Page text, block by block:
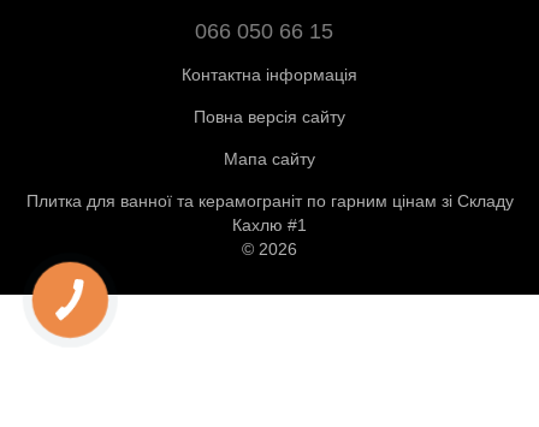
066 050 66 15
Контактна інформація
Повна версія сайту
Мапа сайту
Плитка для ванної та керамограніт по гарним цінам зі Складу
Кахлю #1
© 2026